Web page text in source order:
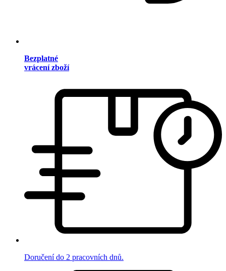
Bezplatné
vrácení zboží
Doručení do 2 pracovních dnů.